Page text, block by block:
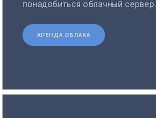
понадобиться облачный сервер.
АРЕНДА ОБЛАКА